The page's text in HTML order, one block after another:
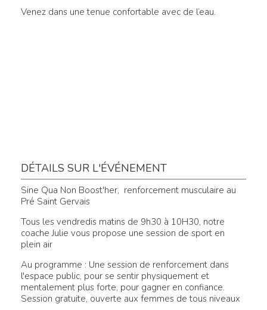
Venez dans une tenue confortable avec de l’eau.
DÉTAILS SUR L'ÉVÉNEMENT
Sine Qua Non Boost'her, renforcement musculaire au
Pré Saint Gervais
Tous les vendredis matins de 9h30 à 10H30, notre
coache Julie vous propose une session de sport en
plein air
Au programme : Une session de renforcement dans
l'espace public, pour se sentir physiquement et
mentalement plus forte, pour gagner en confiance.
Session gratuite, ouverte aux femmes de tous niveaux